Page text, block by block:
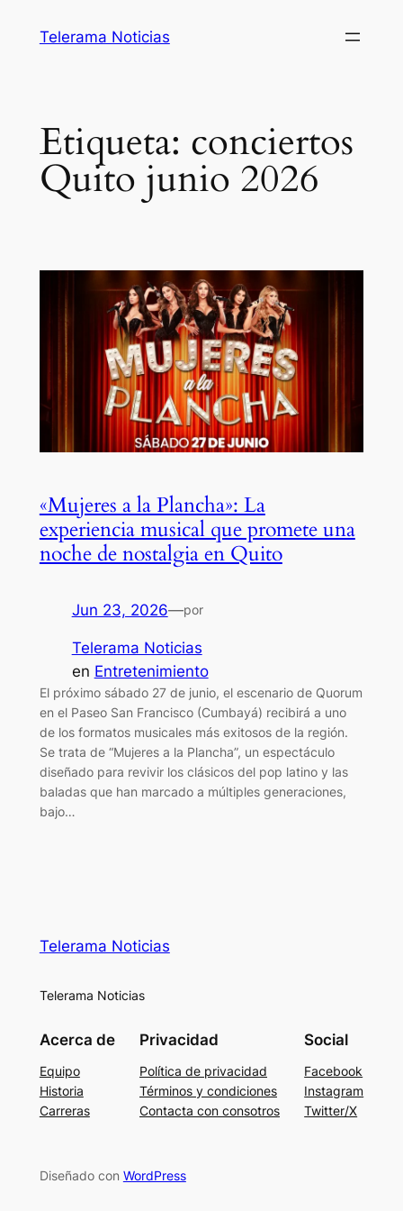
Telerama Noticias
Etiqueta: conciertos
Quito junio 2026
«Mujeres a la Plancha»: La
experiencia musical que promete una
noche de nostalgia en Quito
Jun 23, 2026—por
Telerama Noticias
en Entretenimiento
El próximo sábado 27 de junio, el escenario de Quorum
en el Paseo San Francisco (Cumbayá) recibirá a uno
de los formatos musicales más exitosos de la región.
Se trata de “Mujeres a la Plancha”, un espectáculo
diseñado para revivir los clásicos del pop latino y las
baladas que han marcado a múltiples generaciones,
bajo…
Telerama Noticias
Telerama Noticias
Acerca de
Equipo
Historia
Carreras
Privacidad
Política de privacidad
Términos y condiciones
Contacta con consotros
Social
Facebook
Instagram
Twitter/X
Diseñado con WordPress